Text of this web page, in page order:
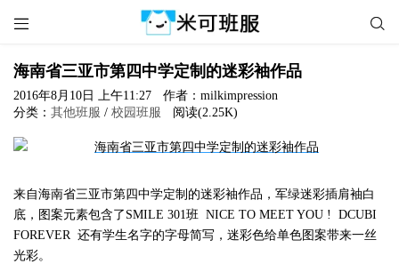
 
海南省三亚市第四中学定制的迷彩袖作品
2016年8月10日 上午11:27
作者：milkimpression
分类： 其他班服 / 校园班服 阅读(2.25K)
来自海南省三亚市第四中学定制的迷彩袖作品，军绿迷彩插肩袖白
底，图案元素包含了SMILE 301班 NICE TO MEET YOU ! DCUBI
FOREVER 还有学生名字的字母简写，迷彩色给单色图案带来一丝
光彩。